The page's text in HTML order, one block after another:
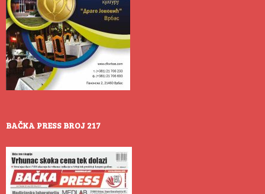
BAČKA PRESS BROJ 217